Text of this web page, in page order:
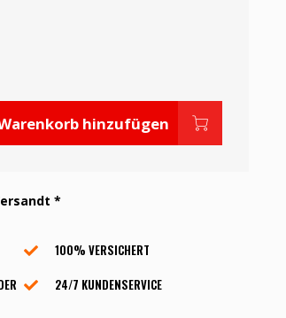
hinzufügen
*
100% VERSICHERT
24/7 KUNDENSERVICE